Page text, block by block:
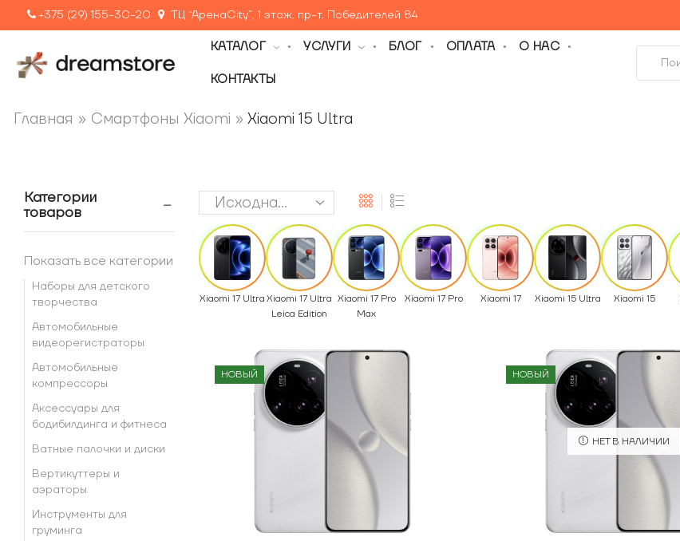
+375 (29) 155-30-20 ТЦ “АренаCity”, 1 этаж, пр-т. Победителей 84
КАТАЛОГ УСЛУГИ БЛОГ ОПЛАТА О НАС
КОНТАКТЫ
Главная » Смартфоны Xiaomi »Xiaomi 15 Ultra
Xiaomi 17 Ultra Xiaomi 17 Ultra
Leica Edition
Xiaomi 17 Pro
Max
Xiaomi 17 Pro Xiaomi 17 Xiaomi 15 Ultra Xiaomi 15
НОВЫЙ НОВЫЙ
НЕТ В НАЛИЧИИ
Категории
товаров
Показать все категории
Наборы для детского
творчества
Автомобильные
видеорегистраторы
Автомобильные
компрессоры
Аксессуары для
бодибилдинга и фитнеса
Ватные палочки и диски
Вертикуттеры и
аэраторы
Инструменты для
груминга